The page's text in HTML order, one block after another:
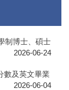
制博士、碩士
2026-06-24
數及英文畢業
2026-06-04